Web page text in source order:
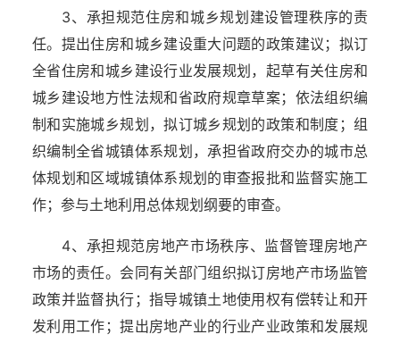
3、承担规范住房和城乡规划建设管理秩序的责
任。提出住房和城乡建设重大问题的政策建议；拟订
全省住房和城乡建设行业发展规划，起草有关住房和
城乡建设地方性法规和省政府规章草案；依法组织编
制和实施城乡规划，拟订城乡规划的政策和制度；组
织编制全省城镇体系规划，承担省政府交办的城市总
体规划和区域城镇体系规划的审查报批和监督实施工
作；参与土地利用总体规划纲要的审查。
4、承担规范房地产市场秩序、监督管理房地产
市场的责任。会同有关部门组织拟订房地产市场监管
政策并监督执行；指导城镇土地使用权有偿转让和开
发利用工作；提出房地产业的行业产业政策和发展规